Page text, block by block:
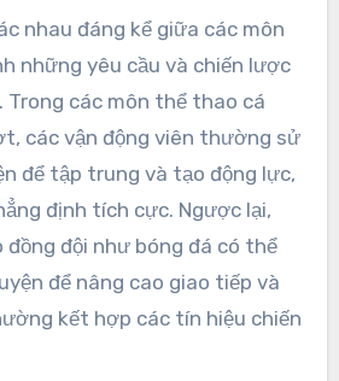
nhau đáng kể giữa các môn
những yêu cầu và chiến lược
Trong các môn thể thao cá
các vận động viên thường sử
để tập trung và tạo động lực,
định tích cực. Ngược lại,
đội như bóng đá có thể
để nâng cao giao tiếp và
kết hợp các tín hiệu chiến